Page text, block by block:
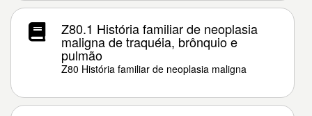
Z80.1 História familiar de neoplasia
maligna de traquéia, brônquio e
pulmão
Z80 História familiar de neoplasia maligna